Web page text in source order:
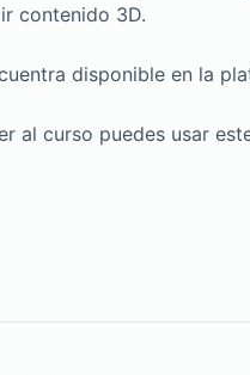
contenido 3D.
disponible en la
al curso puedes usar